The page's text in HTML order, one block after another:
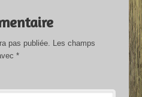
pas publiée. Les champs
*